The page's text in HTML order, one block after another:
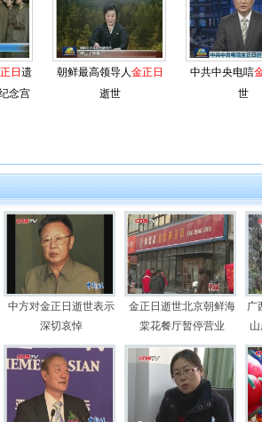
日 遗
念宫
朝鲜最高领导人金正日
逝世
中共中央电唁
世
中方对金正日逝世表示
深切哀悼
金正日逝世北京朝鲜海
棠花餐厅暂停营业
广